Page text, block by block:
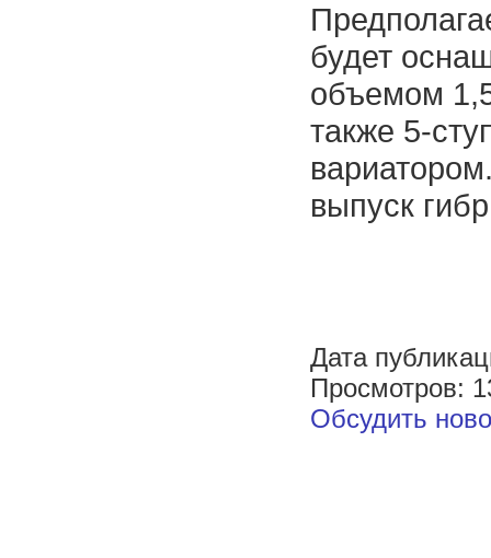
будет
объемом
также 5-
выпуск
Дата
Просмотров:
Обсудить